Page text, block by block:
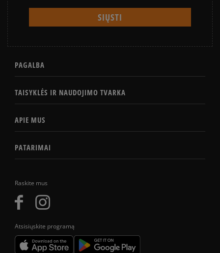
Raskite mus
Atsisiųskite programą
PAGALBA
TAISYKLĖS IR NAUDOJIMO TVARKA
APIE MUS
PATARIMAI